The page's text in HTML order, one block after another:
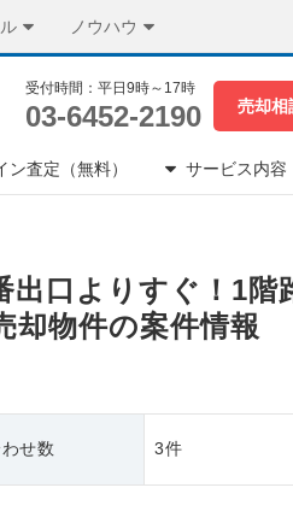
ノウハウ
受付時間：平日9時～17時
03-6452-2190 売却相
ン査定（無料） サービス内容
口よりすぐ！1階
却物件の案件情報
せ数 3件